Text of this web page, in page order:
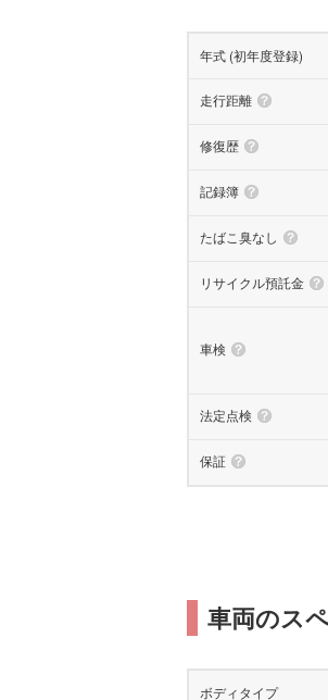
年式 (初年度登録)
走行距離
修復歴
記録簿
たばこ臭なし
リサイクル預託金
車検
法定点検
保証
車両のス
ボディタイプ